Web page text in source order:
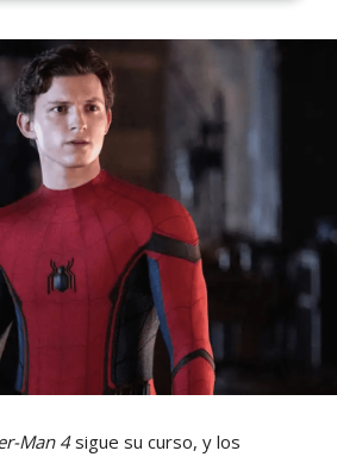
Man 4sigue su curso, y los